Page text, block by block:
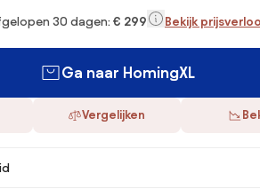
30 dagen: € 299 Bekijk
Ga naar HomingXL
Vergelijken